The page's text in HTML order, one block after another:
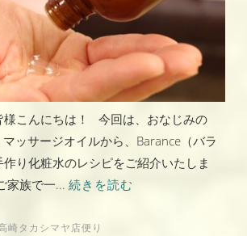
様こんにちは！ 今回は、おなじみの
ッサージオイルから、Barance（バラ
り化粧水のレシピをご紹介いたしま
家族で一... 続きを読む
崎タカシマヤ店便り